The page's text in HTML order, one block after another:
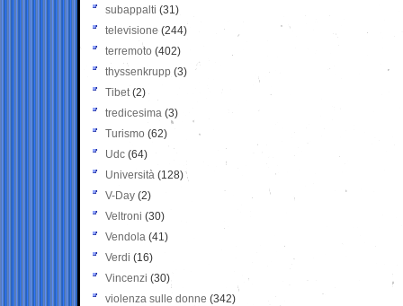
subappalti (31)
televisione(244)
terremoto (402)
thyssenkrupp (3)
Tibet(2)
tredicesima (3)
Turismo (62)
Udc (64)
Università (128)
V-Day (2)
Veltroni (30)
Vendola (41)
Verdi (16)
Vincenzi (30)
violenza sulle donne (342)